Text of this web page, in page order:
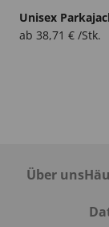
ab 38,71 € /Stk.
Über uns